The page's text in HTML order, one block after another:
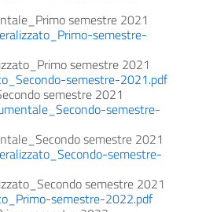
semestre 2021
semestre-
semestre 2021
semestre-2021.pdf
semestre 2021
semestre-
semestre 2021
semestre-
semestre 2021
semestre-2022.pdf